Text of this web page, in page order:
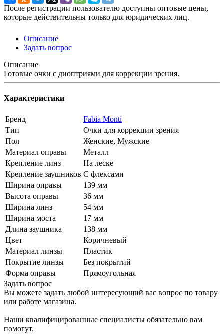
После регистрации пользователю доступны оптовые цены,
которые действительны только для юридических лиц.
Описание
Задать вопрос
Описание
Готовые очки с диоптриями для коррекции зрения.
Характеристики
Бренд
Fabia Monti
Тип
Очки для коррекции зрения
Пол
Женские, Мужские
Материал оправы
Металл
Крепление линз
На леске
Крепление заушников С флексами
Ширина оправы
139 мм
Высота оправы
36 мм
Ширина линз
54 мм
Ширина моста
17 мм
Длина заушника
138 мм
Цвет
Коричневый
Материал линзы
Пластик
Покрытие линзы
Без покрытий
Форма оправы
Прямоугольная
Задать вопрос
Вы можете задать любой интересующий вас вопрос по товару
или работе магазина.
Наши квалифицированные специалисты обязательно вам
помогут.